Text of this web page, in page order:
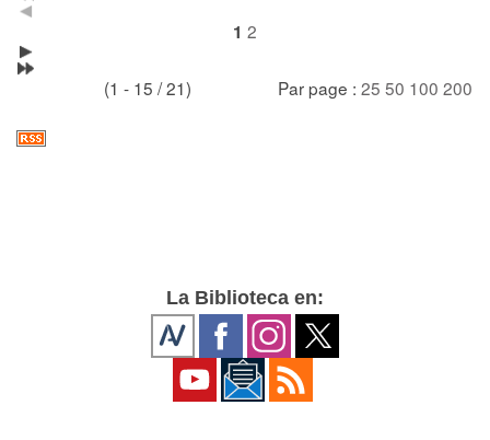
1 2
(1 - 15 / 21) Par page : 25 50 100 200
La Biblioteca en: